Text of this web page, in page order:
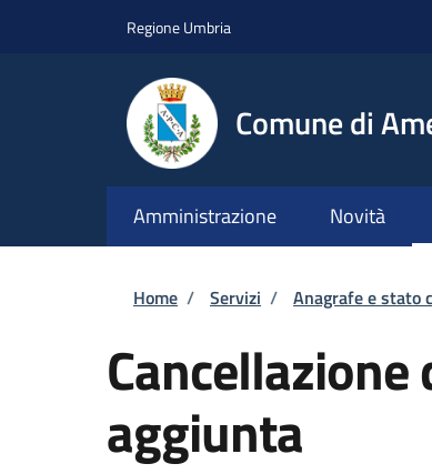
Regione Umbria
Comune di
Amministrazione Novità
Briciole di pane
Home / Servizi / Anagrafe e stato
aggiunta